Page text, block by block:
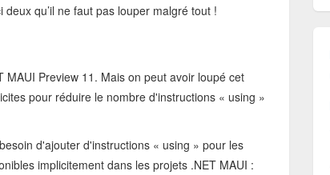
qu’il ne faut pas louper malgré tout !
MAUI Preview 11. Mais on peut avoir loupé cet
pour réduire le nombre d'instructions « using »
d'ajouter d'instructions « using » pour les
implicitement dans les projets .NET MAUI :